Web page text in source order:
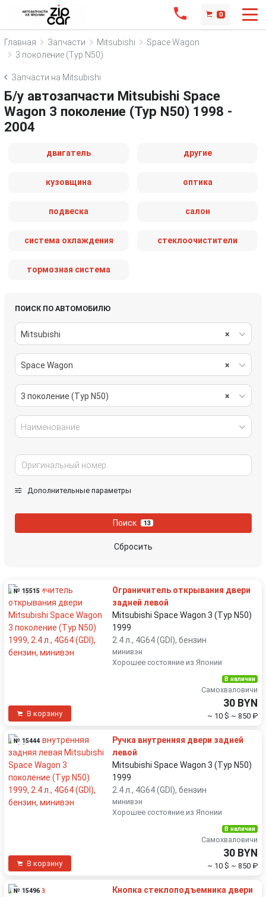
0
Главная Запчасти Mitsubishi
Space Wagon
3 поколение (Typ N50)
Запчасти на Mitsubishi
Б/у автозапчасти Mitsubishi Space
Wagon 3 поколение (Typ N50) 1998 -
2004
двигатель другие
кузовщина оптика
подвеска салон
система охлаждения стеклоочистители
тормозная система
ПОИСК ПО АВТОМОБИЛЮ
×
Mitsubishi
×
Space Wagon
×
3 поколение (Typ N50)
Наименование
Дополнительные параметры
Поиск 13
Сбросить
№ 15515
Ограничитель открывания двери
задней левой
Mitsubishi Space Wagon 3 (Typ N50)
1999
2.4 л., 4G64 (GDI), бензин
минивэн
Хорошее состояние из Японии
В корзину
В наличии
Самохваловичи
30 BYN
~ 10 $ ~ 850 ₽
№ 15444
Ручка внутренняя двери задней
левой
Mitsubishi Space Wagon 3 (Typ N50)
1999
2.4 л., 4G64 (GDI), бензин
минивэн
Хорошее состояние из Японии
В корзину
В наличии
Самохваловичи
30 BYN
~ 10 $ ~ 850 ₽
№ 15496
Кнопка стеклоподъемника двери